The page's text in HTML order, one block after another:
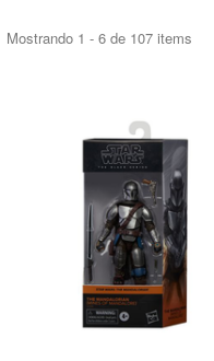
Mostrando 1 - 6 de 107 items